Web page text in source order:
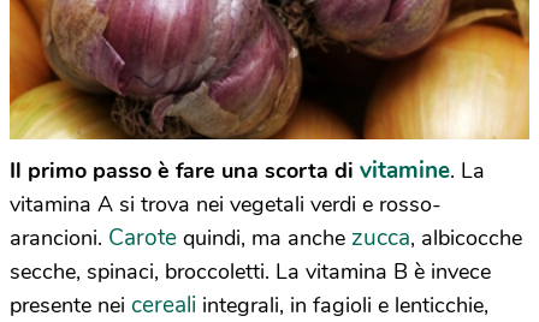
Il primo passo è fare una scorta di vitamine. La
vitamina A si trova nei vegetali verdi e rosso-
arancioni. Carote quindi, ma anche zucca, albicocche
secche, spinaci, broccoletti. La vitamina B è invece
presente nei cereali integrali, in fagioli e lenticchie,